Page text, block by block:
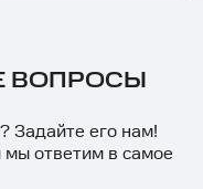
ВОПРОСЫ
Задайте его нам!
ответим в самое